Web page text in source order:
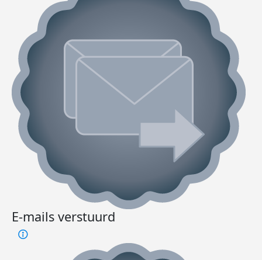
E-mails verstuurd